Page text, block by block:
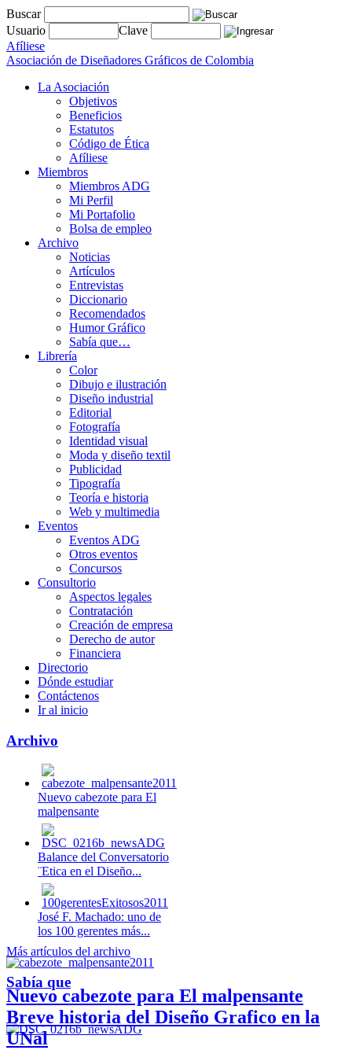
Buscar
Usuario
Clave
Afíliese
Asociación de Diseñadores Gráficos de Colombia
La Asociación
Objetivos
Beneficios
Estatutos
Código de Ética
Afíliese
Miembros
Miembros ADG
Mi Perfil
Mi Portafolio
Bolsa de empleo
Archivo
Noticias
Artículos
Entrevistas
Diccionario
Recomendados
Humor Gráfico
Sabía que…
Librería
Color
Dibujo e ilustración
Diseño industrial
Editorial
Fotografía
Identidad visual
Moda y diseño textil
Publicidad
Tipografía
Teoría e historia
Web y multimedia
Eventos
Eventos ADG
Otros eventos
Concursos
Consultorio
Aspectos legales
Contratación
Creación de empresa
Derecho de autor
Financiera
Directorio
Dónde estudiar
Contáctenos
Ir al inicio
Archivo
Nuevo cabezote para El
malpensante
Balance del Conversatorio
¨Etica en el Diseño...
José F. Machado: uno de
los 100 gerentes más...
Nuevo cabezote para El malpensante
Más artículos del archivo
Sabía que
Breve historia del Diseño Grafico en la
UNal